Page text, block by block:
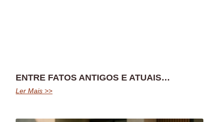
ENTRE FATOS ANTIGOS E ATUAIS…
Ler Mais >>